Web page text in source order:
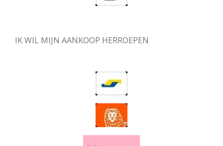
IK WIL MIJN AANKOOP HERROEPEN